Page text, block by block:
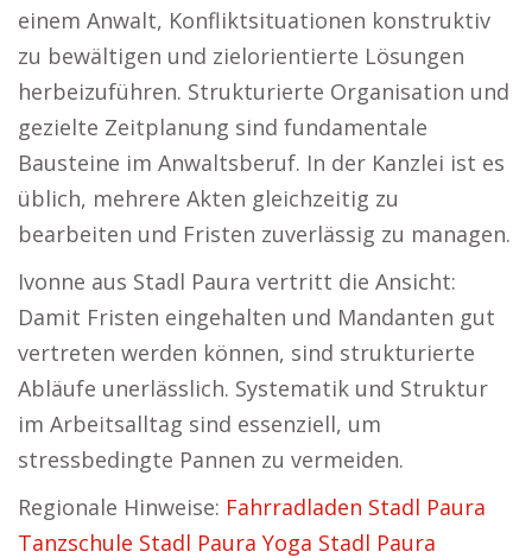
einem Anwalt, Konfliktsituationen konstruktiv
zu bewältigen und zielorientierte Lösungen
herbeizuführen. Strukturierte Organisation und
gezielte Zeitplanung sind fundamentale
Bausteine im Anwaltsberuf. In der Kanzlei ist es
üblich, mehrere Akten gleichzeitig zu
bearbeiten und Fristen zuverlässig zu managen.
Ivonne aus Stadl Paura vertritt die Ansicht:
Damit Fristen eingehalten und Mandanten gut
vertreten werden können, sind strukturierte
Abläufe unerlässlich. Systematik und Struktur
im Arbeitsalltag sind essenziell, um
stressbedingte Pannen zu vermeiden.
Regionale Hinweise: Fahrradladen Stadl Paura
Tanzschule Stadl Paura Yoga Stadl Paura